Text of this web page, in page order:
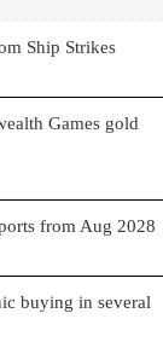
Ship Strikes
Games gold
from Aug 2028
buying in several